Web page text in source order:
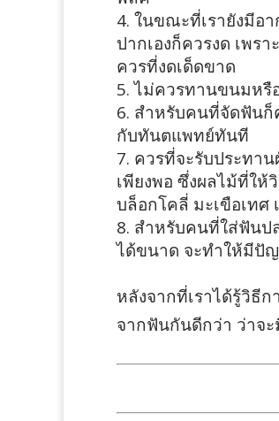
ในขณะที่เรายังมีอ
ปากเองก็ควรงด เพร
ควรที่งดเด็ดขาด
ไม่ควรทานขนมหรื
สำหรับคนที่จัดฟันก็
กับทันตแพทย์ทันที
ควรที่จะรับประทา
เพียงพอ ซึ่งผลไม้ที่ใ
บล็อกโคลี่ มะเขือเทศ
สำหรับคนที่ใส่ฟันป
ได้ขนาด จะทำให้มีปั
หลังจากที่เราได้รู้วิธี
จากฟันกันดีกว่า ว่าจะ